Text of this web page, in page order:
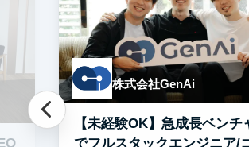
株式会社GenAi
【未経験OK】急成長ベンチ
でフルスタックエンジニア/